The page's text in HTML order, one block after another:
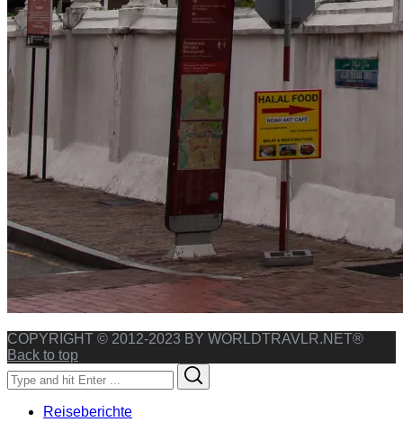
COPYRIGHT © 2012-2023 BY WORLDTRAVLR.NET®
Back to top
Search
for:
Reiseberichte